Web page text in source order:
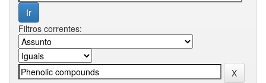
Filtros correntes: